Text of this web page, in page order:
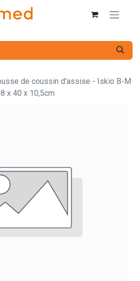
de coussin d'assise - Iskio B-M
x 40 x 10,5cm